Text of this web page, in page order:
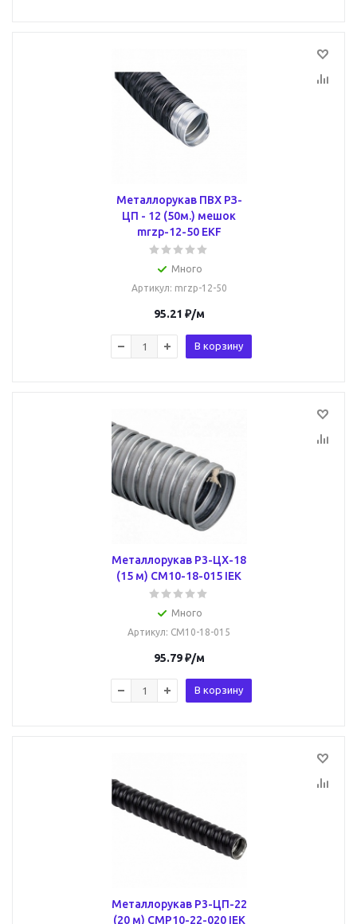
Металлорукав ПВХ РЗ-
ЦП - 12 (50м.) мешок
mrzp-12-50 EKF
Много
Артикул: mrzp-12-50
95.21 ₽/м
В корзину
Металлорукав Р3-ЦХ-18
(15 м) CM10-18-015 IEK
Много
Артикул: CM10-18-015
95.79₽/м
В корзину
Металлорукав Р3-ЦП-22
(20 м) CMP10-22-020 IEK